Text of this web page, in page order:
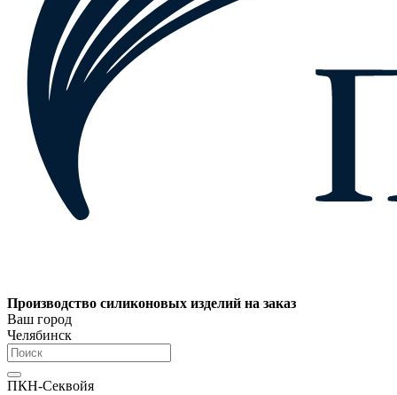
Производство силиконовых изделий на заказ
Ваш город
Челябинск
ПКН-Секвойя